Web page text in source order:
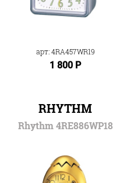
арт: 4RA457WR19
1 800 Р
RHYTHM
Rhythm 4RE886WP18